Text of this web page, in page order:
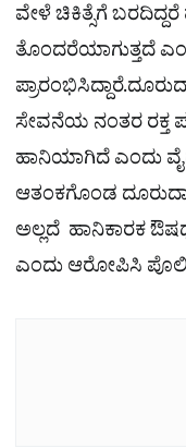
ವೇಳೆ ಚಿಕಿತ್ಸೆಗೆ
ತೊಂದರೆಯಾಗುತ್ತದೆ
ಪ್ರಾರಂಭಿಸಿದ್ದಾರೆ.
ಸೇವನೆಯ ನಂತರ ರಕ್ತ
ಹಾನಿಯಾಗಿದೆ ಎಂದು
ಆತಂಕಗೊಂಡ
ಅಲ್ಲದೆ ಹಾನಿಕಾರಕ
ಎಂದು ಆರೋಪಿಸಿ